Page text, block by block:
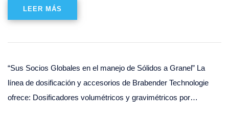
LEER MÁS
“Sus Socios Globales en el manejo de Sólidos a Granel” La
línea de dosificación y accesorios de Brabender Technologie
ofrece: Dosificadores volumétricos y gravimétricos por…